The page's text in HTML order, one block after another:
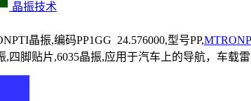
晶振技术
晶振,编码PP1GG 24.576000,型号PP,
,四脚贴片,6035晶振,应用于汽车上的导航，车载